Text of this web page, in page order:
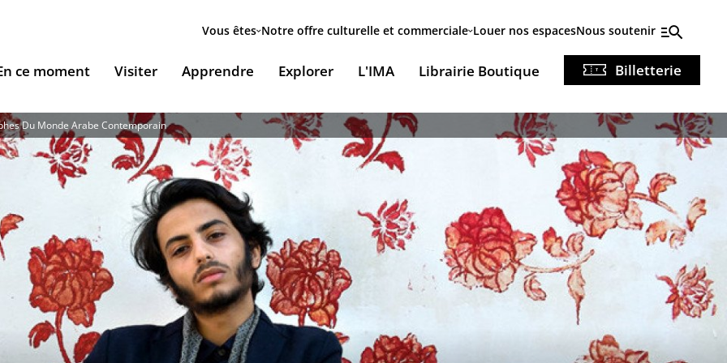
secondaire
Vous êtes Notre offre culturelle et commerciale Louer nos espacesNous soutenir
ce moment
LES RENDEZ-VOUS
Les Jeudis de l’IMA
Ici & Maintenant
Falsafa I Les RDV de la philosophie arabe
Les Samedis de la poésie
Rencontres littéraires de l’IMA
Les escales musicales du musée
Visiter
ACCUEILLENT
Shahid
Café littéraire et self
Apprendre
& PÉDAGOGIE
le monde arabe
pédagogiques
documentaires
le portail documentaire de l'IMA
/ Emprunter des livres et des médias à la
de l'IMA
Explorer L'IMA
Accueillir nos expositions / Host our exhibitions
Ingénierie culturelle
Documents institutionnels
Nous rejoindre / Carrières
Mécènes et sponsors
Nous contacter
Librairie Boutique Billetterie
Du Monde Arabe Contemporain